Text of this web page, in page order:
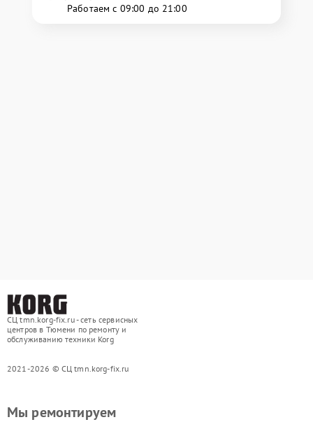
Работаем с 09:00 до 21:00
СЦ tmn.korg-fix.ru - сеть сервисных
центров в Тюмени по ремонту и
обслуживанию техники Korg
2021-2026 © СЦ tmn.korg-fix.ru
Мы ремонтируем